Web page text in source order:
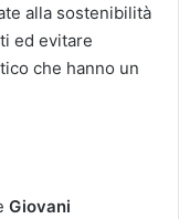
alla sostenibilità
ed evitare
che hanno un
Giovani